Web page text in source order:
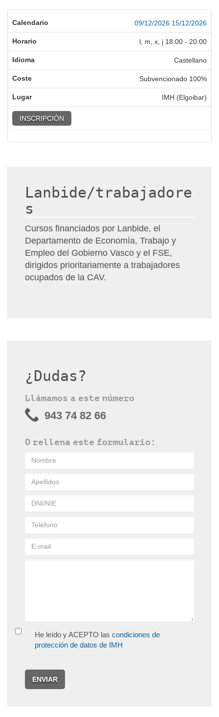
09/12/2026 15/12/2026
l, m, x, j 18:00 - 20:00
Castellano
Subvencionado 100%
IMH (Elgoibar)
INSCRIPCIÓN
Lanbide/trabajadore
s
Cursos financiados por Lanbide, el
Departamento de Economía, Trabajo y
Empleo del Gobierno Vasco y el FSE,
dirigidos prioritariamente a trabajadores
ocupados de la CAV.
¿Dudas?
Llámamos a este número
943 74 82 66
O rellena este formulario:
He leído y ACEPTO las condiciones de
protección de datos de IMH
ENVIAR